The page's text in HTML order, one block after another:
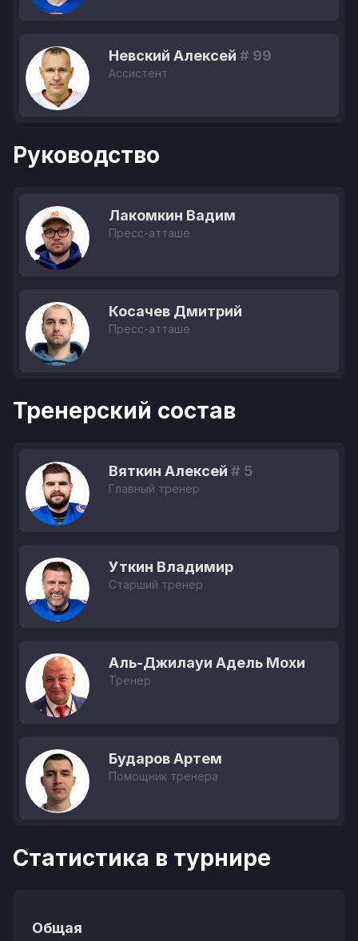
Невский Алексей # 99
Ассистент
Руководство
Лакомкин Вадим
Пресс-атташе
Косачев Дмитрий
Пресс-атташе
Тренерский состав
Вяткин Алексей # 5
Главный тренер
Уткин Владимир
Старший тренер
Аль-Джилауи Адель Мохи
Тренер
Бударов Артем
Помощник тренера
Статистика в турнире
Общая